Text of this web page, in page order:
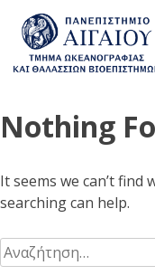
Nothing
It seems we can’t find
searching can help.